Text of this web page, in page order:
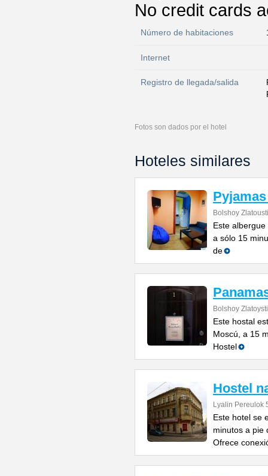
No credit cards
Número de habitaciones
Internet
Registro de llegada/salida
Fotos son dados por el hotel
Hoteles similares
Bolshoy
Este
a sólo 15
de
Bolshoy
Este hostal
Moscú, a 15
Hostel
Hostel
Lyalin Pereulok
Este hotel se
minutos a pie
Ofrece